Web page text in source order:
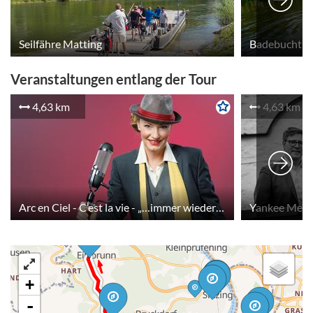
Übernachtungsmöglichkeit.
Seilfähre Matting Badebucht
Veranstaltungen entlang der Tour
4,63 km
Arc en Ciel - C’est la vie - „…immer wieder foaht ma weg und draht si doch am selben Fleck…“ (Hermann Leopoldi)
4,63 km
+
-